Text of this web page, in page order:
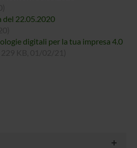
del 22.05.2020
digitali per la tua impresa 4.0